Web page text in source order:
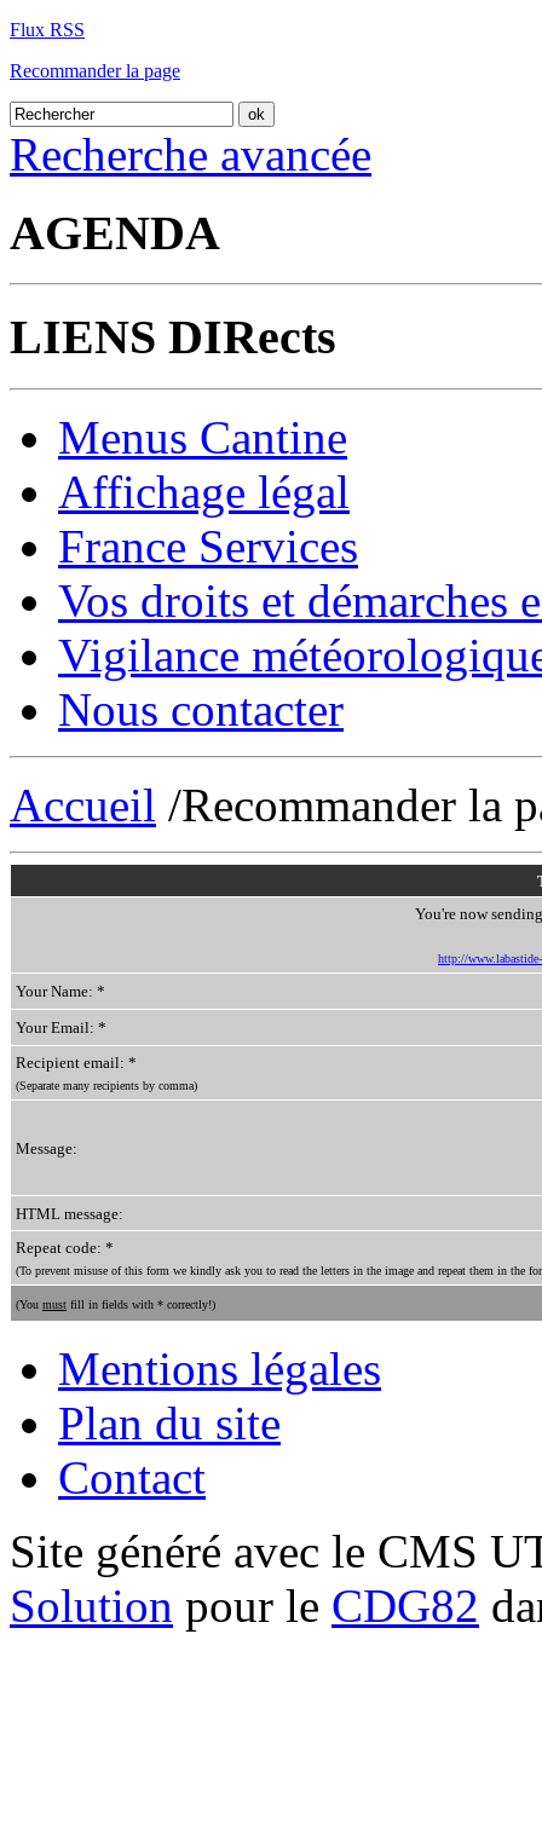
Flux RSS
Recommander la page
Recherche avancée
AGENDA
LIENS DIRects
Menus Cantine
Affichage légal
France Services
Vos droits et démarches
Vigilance
Nous contacter
Accueil /Recommander la
You're now
http://
Your Name: *
Your Email: *
Recipient email: *
(Separate many recipients by comma)
Message:
HTML message:
Repeat code: *
(To prevent misuse of this form we kindly ask you to read the letters in the image and repeat them in the
(You must fill in fields with * correctly!)
Mentions légales
Plan du site
Contact
Site généré avec le CMS
Solution pour le CDG82